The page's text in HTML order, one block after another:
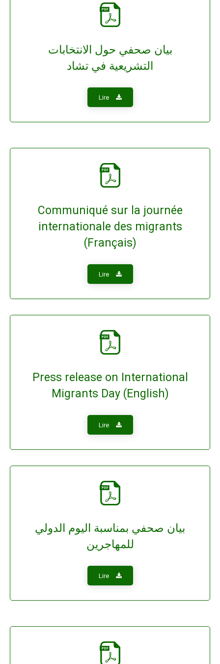
بيان صحفي حول الانتخابات
التشريعية في تشاد
Lire
Communiqué sur la journée
internationale des migrants
(Français)
Lire
Press release on International
Migrants Day (English)
Lire
بيان صحفي بمناسبة اليوم الدولي
للمهاجرين
Lire